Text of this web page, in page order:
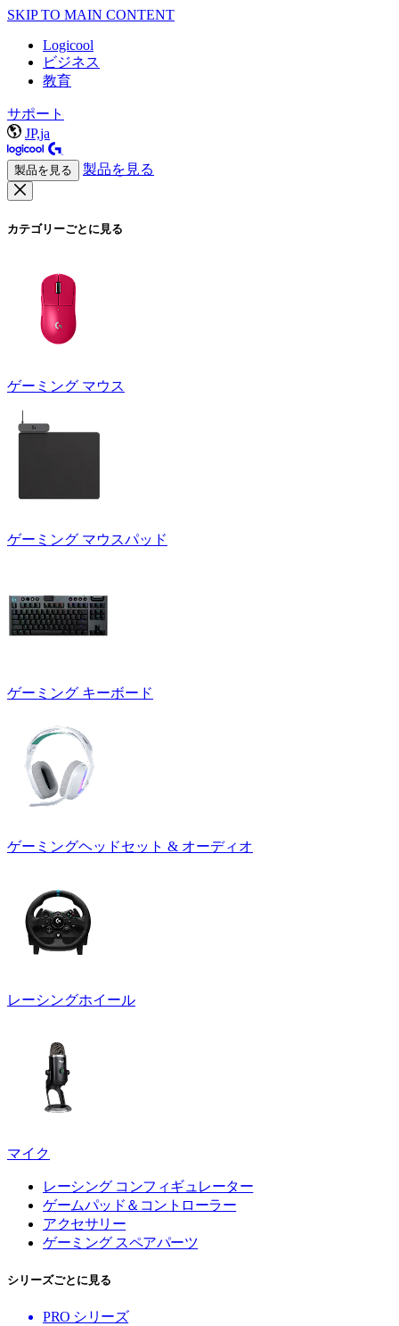
SKIP TO MAIN CONTENT
Logicool
ビジネス
教育
サポート
JP,ja
製品を見る 製品を見る
カテゴリーごとに見る
ゲーミング マウス
ゲーミング マウスパッド
ゲーミング キーボード
ゲーミングヘッドセット & オーディオ
レーシングホイール
マイク
レーシング コンフィギュレーター
ゲームパッド＆コントローラー
アクセサリー
ゲーミング スペアパーツ
シリーズごとに見る
PRO シリーズ